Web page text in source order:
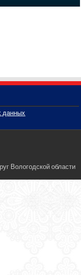
данных
Вологодской области